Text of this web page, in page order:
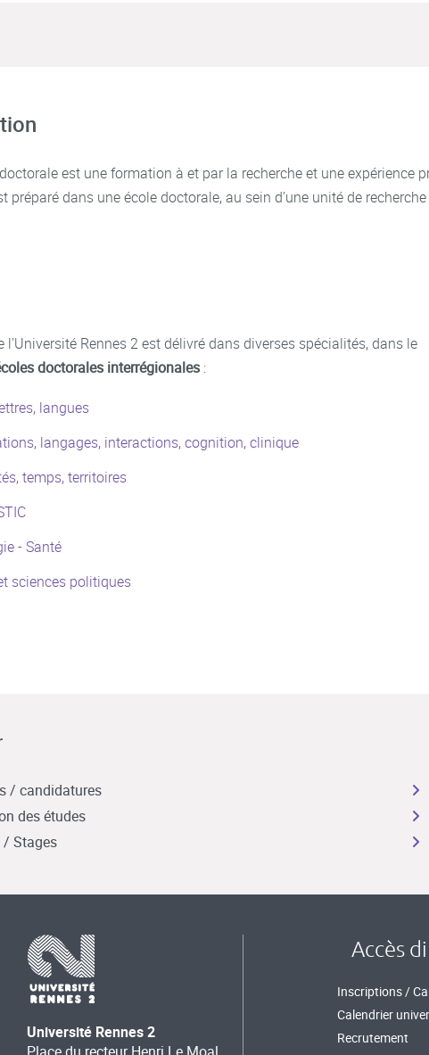
est une formation à et par la recherche et une expérience
préparé dans une école doctorale, au sein d’une unité de
l'Université Rennes 2 est délivré dans diverses spécialités, dans le
doctorales interrégionales :
langues
langages, interactions, cognition, clinique
temps, territoires
- Santé
sciences politiques
/ candidatures
des études
/ Stages
Université Rennes 2
Place du recteur Henri Le Moal
Accès
Inscriptions /
Calendrier
Recrutement